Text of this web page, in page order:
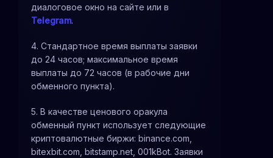
диалоговое окно на сайте или в
Telegram.
4. Стандартное время выплаты заявки
до 24 часов; максимальное время
выплаты до 72 часов (в рабочие дни
обменного пункта).
5. В качестве ценового оракула
обменный пункт использует следующие
криптовалютные биржи: binance.com,
bitexbit.com, bitstamp.net, 001kBot. Заявки